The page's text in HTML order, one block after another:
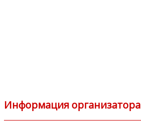
Информация организатора